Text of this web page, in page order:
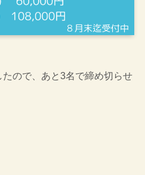
たので、あと3名で締め切らせ